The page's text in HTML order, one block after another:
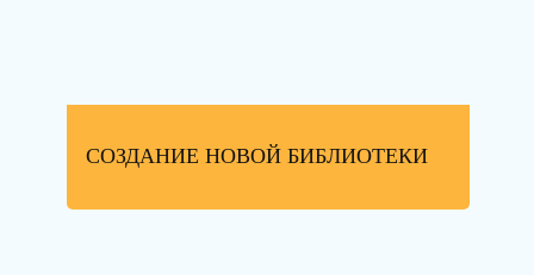
СОЗДАНИЕ НОВОЙ БИБЛИОТЕКИ